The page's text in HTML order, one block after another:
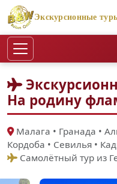
Экскурсионные
На родину
Малага • Гранада •
Кордоба • Севилья •
Самолётный тур из